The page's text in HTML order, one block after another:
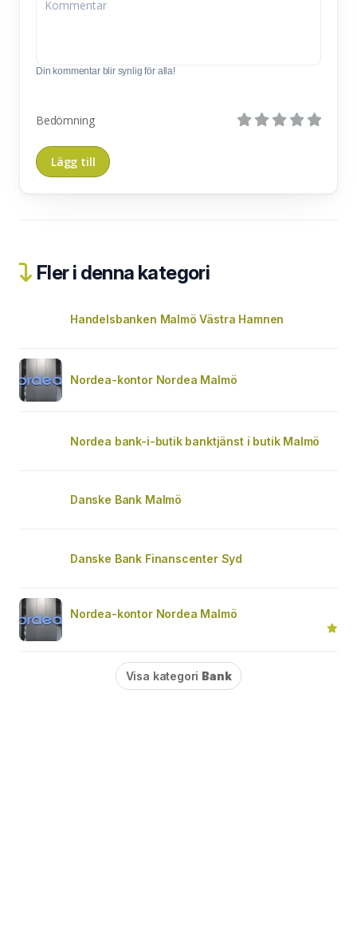
Din kommentar blir synlig för alla!
Bedömning
Fler i denna kategori
Handelsbanken Malmö Västra Hamnen
Nordea-kontor Nordea Malmö
Nordea bank-i-butik banktjänst i butik Malmö
Danske Bank Malmö
Danske Bank Finanscenter Syd
Nordea-kontor Nordea Malmö
Visa kategori Bank